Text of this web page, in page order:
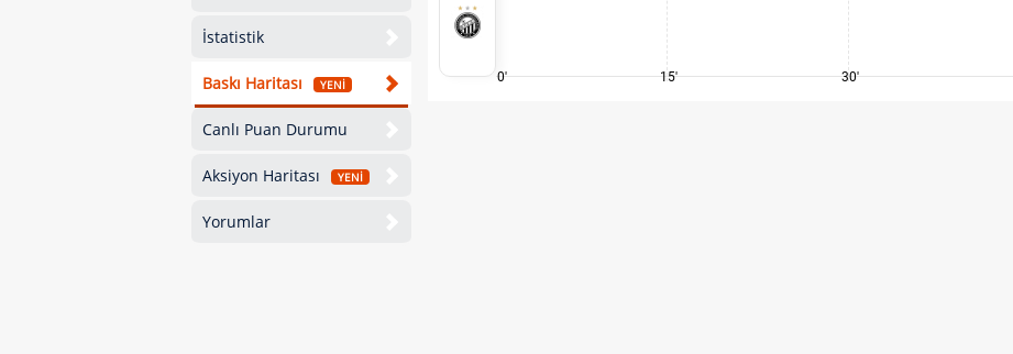
İstatistik
Baskı Haritası YENİ
Canlı Puan Durumu
Aksiyon Haritası YENİ
Yorumlar
0' 15' 30'